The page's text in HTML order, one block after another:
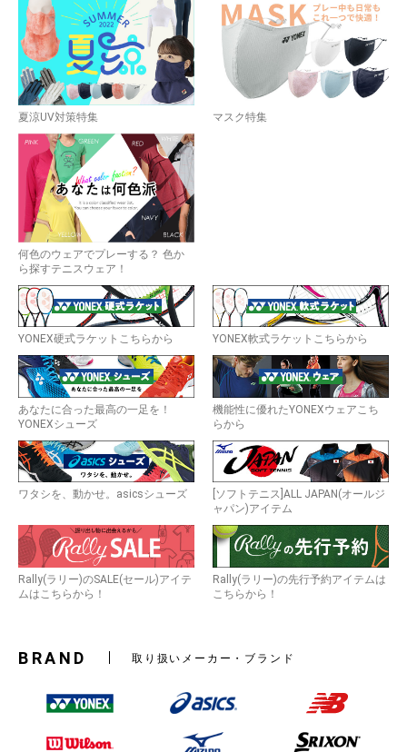
夏涼UV対策特集 マスク特集
何色のウェアでプレーする？ 色か
ら探すテニスウェア！
YONEX硬式ラケットこちらから YONEX軟式ラケットこちらから
あなたに合った最高の一足を！
YONEXシューズ
機能性に優れたYONEXウェアこち
らから
ワタシを、動かせ。asicsシューズ
[ソフトテニス]ALL JAPAN(オールジ
ャパン)アイテム
Rally(ラリー)のSALE(セール)アイテ
ムはこちらから！
Rally(ラリー)の先行予約アイテムは
こちらから！
BRAND 取り扱いメーカー・ブランド